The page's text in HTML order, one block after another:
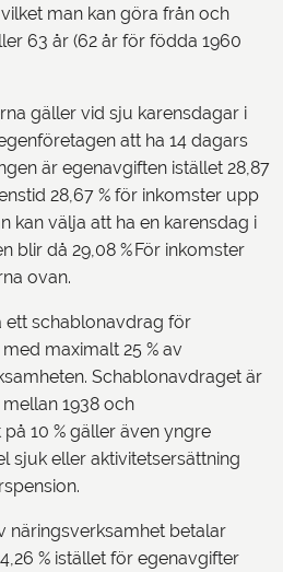
man kan göra från och
63 år (62 år för födda 1960
gäller vid sju karensdagar i
att ha 14 dagars
är egenavgiften istället 28,87
28,67 % för inkomster upp
kan välja att ha en karensdag i
blir då 29,08 % För inkomster
ovan.
ett schablonavdrag för
maximalt 25 % av
Schablonavdraget är
1938 och
10 % gäller även yngre
sjuk eller aktivitetsersättning
näringsverksamhet betalar
% istället för egenavgifter